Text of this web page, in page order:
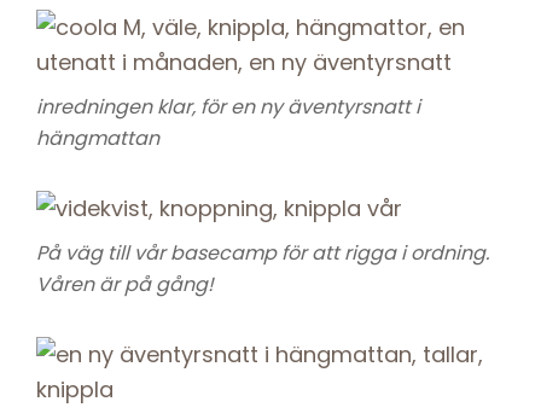
inredningen klar, för en ny äventyrsnatt i
hängmattan
På väg till vår basecamp för att rigga i ordning.
Våren är på gång!